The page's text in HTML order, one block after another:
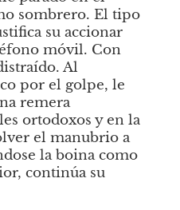
sombrero. El tipo
su accionar
móvil. Con
Al
por el golpe, le
remera
ortodoxos y en la
el manubrio a
la boina como
continúa su